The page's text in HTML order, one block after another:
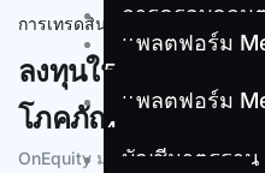
การครอบคลุม
แพลตฟอร์ม
5
แพลตฟอร์ม
4
บัญชีมาตรฐาน
การเทรดสินค้าโภคภัณฑ์
ลงทุนในน้ำมัน ก๊าซ
โภคภัณฑ์อื่น ๆ
OnEquity มอบโอกาสให้คุณเท